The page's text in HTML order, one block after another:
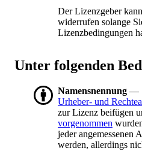
Der Lizenzgeber
widerrufen solange
Lizenzbedingungen
Unter folgenden
Namensnennung —
Urheber- und
zur Lizenz beifügen
vorgenommen
jeder angemessenen
werden, allerdings